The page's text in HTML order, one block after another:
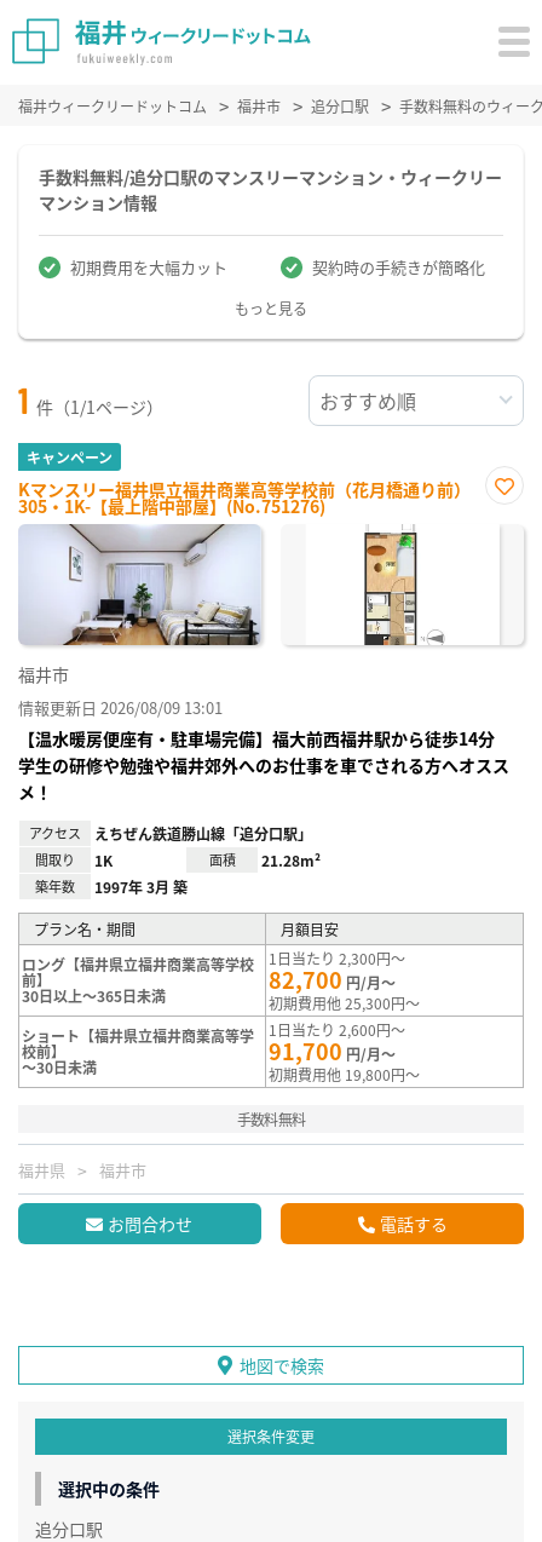
福井ウィークリードットコム 福井市 追分口駅 手数料無料のウィー
手数料無料/追分口駅のマンスリーマンション・ウィークリー
マンション情報
初期費用を大幅カット 契約時の手続きが簡略化
もっと見る
1 件（1/1ページ）
キャンペーン
Kマンスリー福井県立福井商業高等学校前（花月橋通り前）
305・1K-【最上階中部屋】(No.751276)
に入
福井市
情報更新日 2026/08/09 13:01
【温水暖房便座有・駐車場完備】福大前西福井駅から徒歩14分
学生の研修や勉強や福井郊外へのお仕事を車でされる方へオスス
メ！
アクセス えちぜん鉄道勝山線「追分口駅」
間取り 1K 面積 21.28m²
築年数 1997年 3月 築
プラン名・期間
月額目安
ロング【福井県立福井商業高等学校
前】
30日以上～365日未満
1日当たり 2,300円～
82,700 円/月～
初期費用他 25,300円～
ショート【福井県立福井商業高等学
校前】
～30日未満
1日当たり 2,600円～
91,700 円/月～
初期費用他 19,800円～
手数料無料
福井県 福井市
お問合わせ 電話する
地図で検索
選択条件変更
選択中の条件
追分口駅